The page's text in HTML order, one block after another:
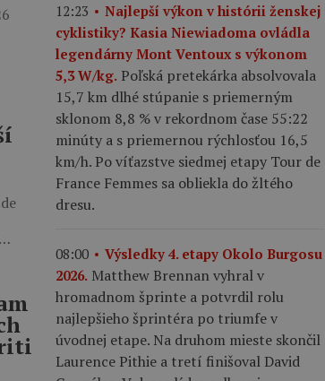
12:23
Najlepší výkon v histórii ženskej
cyklistiky? Kasia Niewiadoma ovládla
legendárny Mont Ventoux s výkonom
5,3 W/kg. Poľská pretekárka absolvovala
15,7 km dlhé stúpanie s priemerným
sklonom 8,8 % v rekordnom čase 55:22
minúty a s priemernou rýchlosťou 16,5
km/h. Po víťazstve siedmej etapy Tour de
France Femmes sa obliekla do žltého
dresu.
08:00
Výsledky 4. etapy Okolo Burgosu
2026. Matthew Brennan vyhral v
hromadnom šprinte a potvrdil rolu
najlepšieho šprintéra po triumfe v
úvodnej etape. Na druhom mieste skončil
Laurence Pithie a tretí finišoval David